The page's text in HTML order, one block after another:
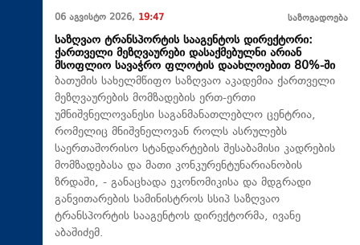
06 აგვისტო 2026, 19:47 საზოგადოება
საზღვაო ტრანსპორტის სააგენტოს დირექტორი:
ქართველი მეზღვაურები დასაქმებულნი არიან
მსოფლიო სავაჭრო ფლოტის დაახლოებით 80%-ში
ბათუმის სახელმწიფო საზღვაო აკადემია ქართველი
მეზღვაურების მომზადების ერთ-ერთი
უმნიშვნელოვანესი საგანმანათლებლო ცენტრია,
რომელიც მნიშვნელოვან როლს ასრულებს
საერთაშორისო სტანდარტების შესაბამისი კადრების
მომზადებასა და მათი კონკურენტუნარიანობის
ზრდაში, - განაცხადა ეკონომიკისა და მდგრადი
განვითარების სამინისტროს სსიპ საზღვაო
ტრანსპორტის სააგენტოს დირექტორმა, ივანე
აბაშიძემ.